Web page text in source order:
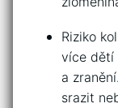
Riziko
více dětí
‌a
srazit